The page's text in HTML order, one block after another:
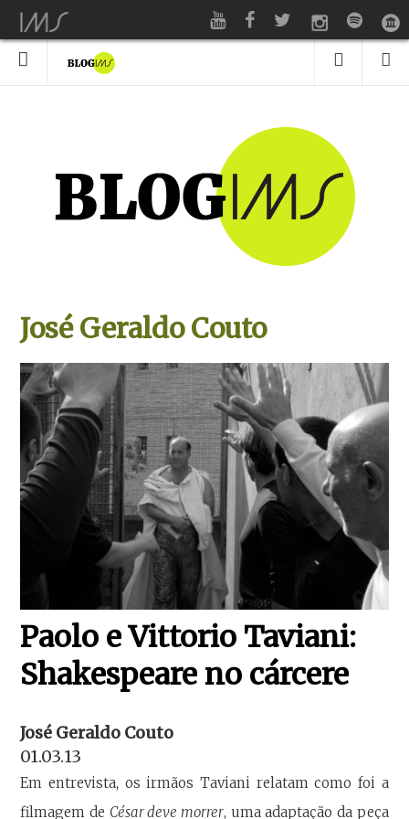
José Geraldo Couto
Paolo e Vittorio Taviani:
Shakespeare no cárcere
José Geraldo Couto
01.03.13
Em entrevista, os irmãos Taviani relatam como foi a
filmagem de César deve morrer, uma adaptação da peça